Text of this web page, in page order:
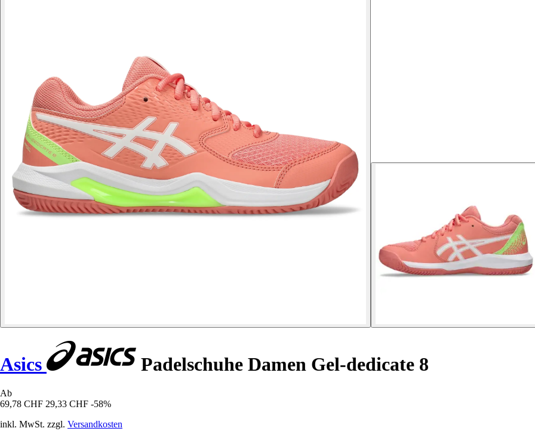
Asics Padelschuhe Damen Gel-dedicate 8
Ab
69,78 CHF 29,33 CHF -58%
inkl. MwSt. zzgl. Versandkosten